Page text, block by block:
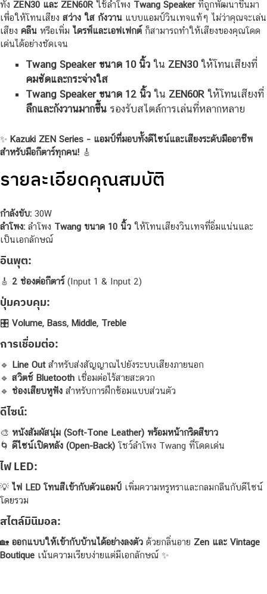
ทั้ง ZEN30 และ ZEN60R ใช้ลำโพง Twang Speakerที่ถูกพัฒนาขึ้นมา
เพื่อให้โทนเสียง สว่าง ใส กังวาน แบบแอมป์วินเทจแท้ๆ ไม่ว่าคุณจะเล่น
เสียง คลีน หรือเพิ่ม ไดรฟ์และเอฟเฟกต์ ก็สามารถทำให้เสียงของคุณโดด
เด่นได้อย่างชัดเจน
Twang Speaker ขนาด 10 นิ้วใน ZEN30ให้โทนเสียงที่
คมชัดและกระจ่างใส
Twang Speaker ขนาด 12 นิ้วใน ZEN60Rให้โทนเสียงที่
ลึกและกังวานมากขึ้นรองรับสไตล์การเล่นที่หลากหลาย
✨ Kazuki ZEN Series – แอมป์ที่มอบทั้งดีไซน์และเสียงระดับมืออาชีพ
สำหรับมือกีตาร์ทุกคน! 🎸
รายละเอียดคุณสมบัติ
กำลังขับ: 30W
ลำโพง: ลำโพง Twang ขนาด 10 นิ้ว ให้โทนเสียงวินเทจที่อิ่มแน่นและ
เป็นเอกลักษณ์
อินพุต:
🎸 2 ช่องต่อกีตาร์ (Input 1 & Input 2)
ปุ่มควบคุม:
🎛 Volume, Bass, Middle, Treble
การเชื่อมต่อ:
🔹 Line Outสำหรับส่งสัญญาณไปยังระบบเสียงภายนอก
🔹 สวิตช์ Bluetooth เชื่อมต่อไร้สายสะดวก
🔹 ช่องเสียบหูฟัง สำหรับการฝึกซ้อมแบบส่วนตัว
ดีไซน์:
🎨 หนังสัมผัสนุ่ม (Soft-Tone Leather) พร้อมหน้ากริดสีขาว
🌀 ดีไซน์เปิดหลัง (Open-Back) โชว์ลำโพง Twang ที่โดดเด่น
ไฟ LED:
💡 ไฟ LED โทนสีเข้ากับตัวแอมป์ เพิ่มความหรูหราและกลมกลืนกับดีไซน์
โดยรวม
สไตล์มินิมอล:
🏡 ออกแบบให้เข้ากับบ้านได้อย่างลงตัว ด้วยกลิ่นอาย Zen และ Vintage
Boutique เน้นความเรียบง่ายแต่มีเอกลักษณ์ ✨